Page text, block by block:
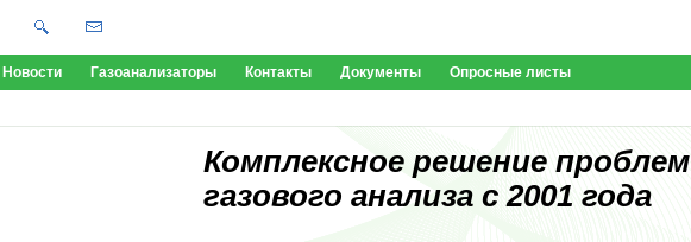
Новости Газоанализаторы Контакты Документы Опросные листы
Комплексное решение проблем
газового анализа с 2001 года